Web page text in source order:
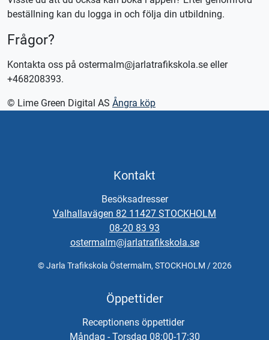
beställning kan du logga in och följa din utbildning.
Frågor?
Kontakta oss på ostermalm@jarlatrafikskola.se eller
+468208393.
© Lime Green Digital AS Ångra köp
Kontakt
Besöksadresser
Valhallavägen 82 11427 STOCKHOLM
08-20 83 93
ostermalm@jarlatrafikskola.se
© Jarla Trafikskola Östermalm, STOCKHOLM / 2026
Öppettider
Receptionens öppettider
Måndag - Torsdag 08:00-17:30